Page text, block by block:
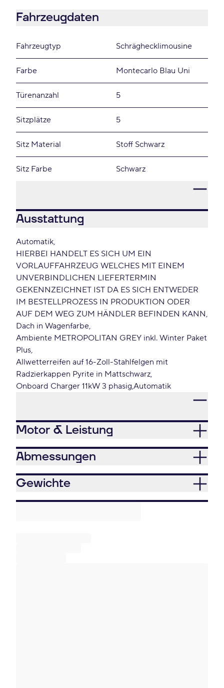
Fahrzeugdaten
Fahrzeugtyp Schräghecklimousine
Farbe Montecarlo Blau Uni
Türenanzahl 5
Sitzplätze 5
Sitz Material Stoff Schwarz
Sitz Farbe Schwarz
Ausstattung
Automatik
HIERBEI HANDELT ES SICH UM EIN
VORLAUFFAHRZEUG WELCHES MIT EINEM
UNVERBINDLICHEN LIEFERTERMIN
GEKENNZEICHNET IST DA ES SICH ENTWEDER
IM BESTELLPROZESS IN PRODUKTION ODER
AUF DEM WEG ZUM HÄNDLER BEFINDEN KANN
Dach in Wagenfarbe
Ambiente METROPOLITAN GREY inkl. Winter Paket
Plus
Allwetterreifen auf 16-Zoll-Stahlfelgen mit
Radzierkappen Pyrite in Mattschwarz
Onboard Charger 11kW 3 phasig Automatik
Motor & Leistung
Abmessungen
Gewichte